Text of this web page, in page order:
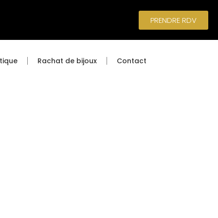
PRENDRE RDV
Rachat de bijoux Contact